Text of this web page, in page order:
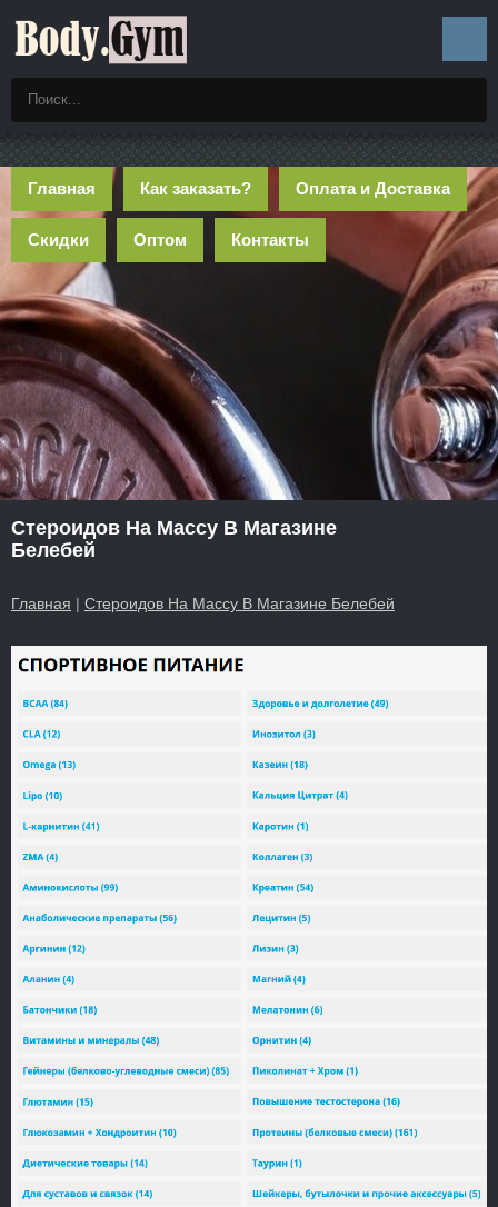
Главная Как заказать? Оплата и Доставка
Скидки Оптом Контакты
Стероидов На Массу В Магазине
Белебей
Главная | Стероидов На Массу В Магазине Белебей